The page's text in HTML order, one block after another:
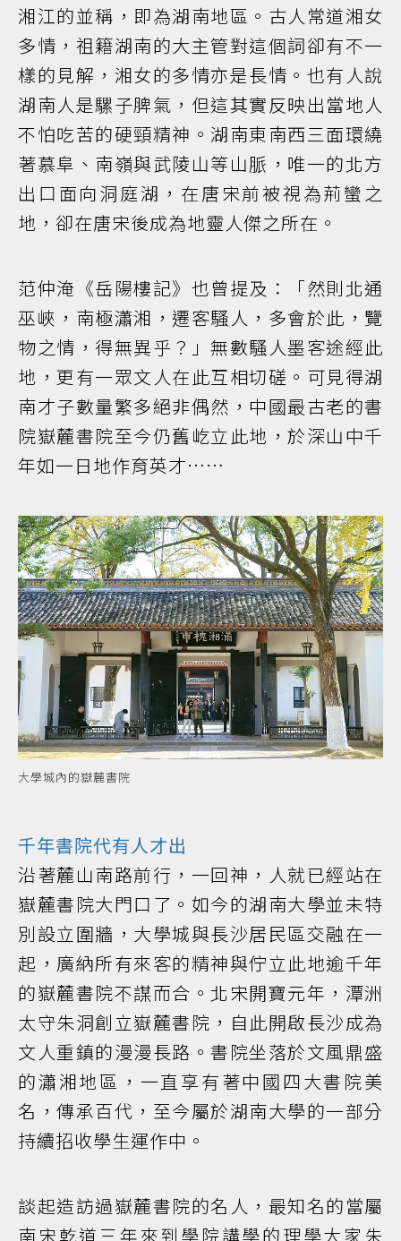
湘江的並稱，即為湖南地區。古人常道湘女
多情，祖籍湖南的大主管對這個詞卻有不一
樣的見解，湘女的多情亦是長情。也有人說
湖南人是騾子脾氣，但這其實反映出當地人
不怕吃苦的硬頸精神。湖南東南西三面環繞
著慕阜、南嶺與武陵山等山脈，唯一的北方
出口面向洞庭湖，在唐宋前被視為荊蠻之
地，卻在唐宋後成為地靈人傑之所在。
范仲淹《岳陽樓記》也曾提及：「然則北通
巫峽，南極瀟湘，遷客騷人，多會於此，覽
物之情，得無異乎？」無數騷人墨客途經此
地，更有一眾文人在此互相切磋。可見得湖
南才子數量繁多絕非偶然，中國最古老的書
院嶽麓書院至今仍舊屹立此地，於深山中千
年如一日地作育英才……
大學城內的嶽麓書院
千年書院代有人才出
沿著麓山南路前行，一回神，人就已經站在
嶽麓書院大門口了。如今的湖南大學並未特
別設立圍牆，大學城與長沙居民區交融在一
起，廣納所有來客的精神與佇立此地逾千年
的嶽麓書院不謀而合。北宋開寶元年，潭洲
太守朱洞創立嶽麓書院，自此開啟長沙成為
文人重鎮的漫漫長路。書院坐落於文風鼎盛
的瀟湘地區，一直享有著中國四大書院美
名，傳承百代，至今屬於湖南大學的一部分
持續招收學生運作中。
談起造訪過嶽麓書院的名人，最知名的當屬
南宋乾道三年來到學院講學的理學大家朱